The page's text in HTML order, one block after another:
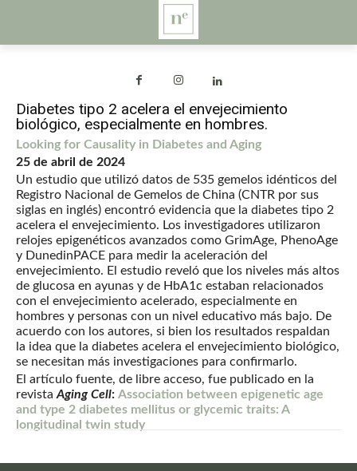
Diabetes tipo 2 acelera el envejecimiento
biológico, especialmente en hombres.
Looking for Causality in Diabetes and Aging
25 de abril de 2024
Un estudio que utilizó datos de 535 gemelos idénticos del
Registro Nacional de Gemelos de China (CNTR por sus
siglas en inglés) encontró evidencia que la diabetes tipo 2
acelera el envejecimiento. Los investigadores utilizaron
relojes epigenéticos avanzados como GrimAge, PhenoAge
y DunedinPACE para medir la aceleración del
envejecimiento. El estudio reveló que los niveles más altos
de glucosa en ayunas y de HbA1c estaban relacionados
con el envejecimiento acelerado, especialmente en
hombres y personas con un nivel educativo más bajo. De
acuerdo con los autores, si bien los resultados respaldan
la idea que la diabetes acelera el envejecimiento biológico,
se necesitan más investigaciones para confirmarlo.
El artículo fuente, de libre acceso, fue publicado en la
revista Aging Cell: Association between epigenetic age
and type 2 diabetes mellitus or glycemic traits: A
longitudinal twin study